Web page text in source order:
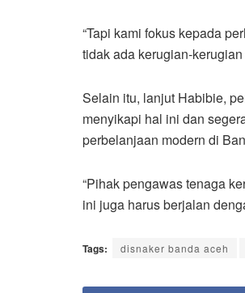
“Tapi kami fokus kepada
tidak ada kerugian-
Selain itu, lanjut Habibie,
menyikapi hal ini dan
perbelanjaan modern di
“Pihak pengawas tenaga
ini juga harus berjalan
Tags: disnaker banda aceh